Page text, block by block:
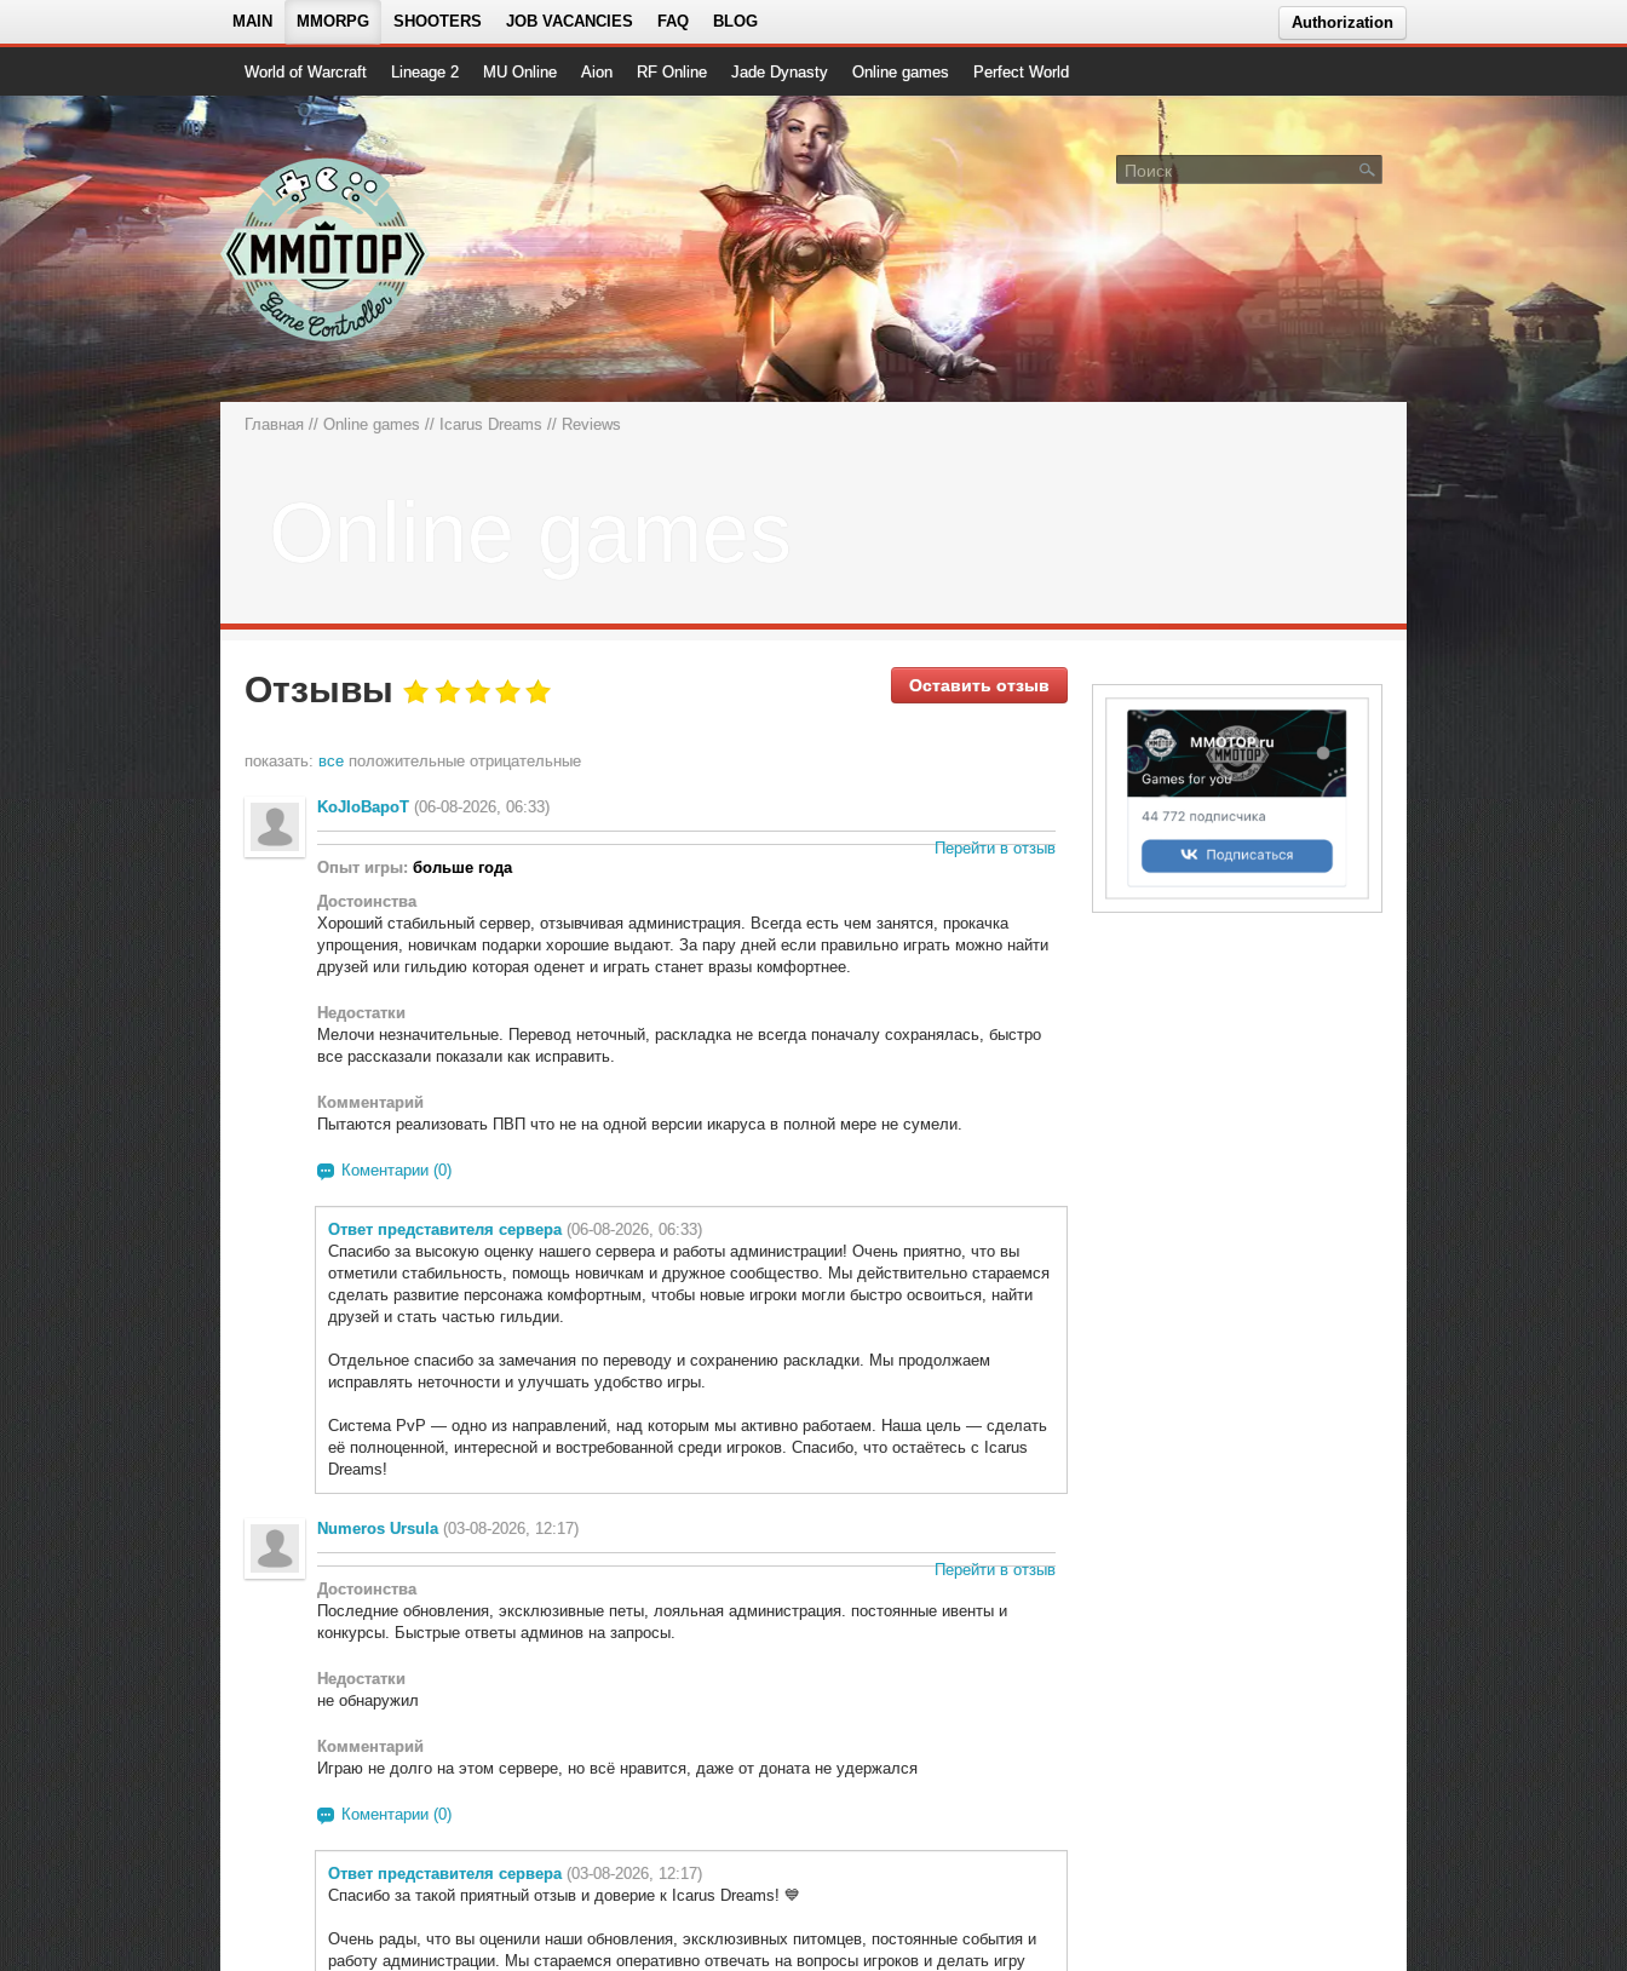
MAIN MMORPG SHOOTERS JOB VACANCIES FAQ BLOG Authorization
World of Warcraft Lineage 2 MU Online Aion RF Online Jade Dynasty Online games Perfect World
Главная // Online games // Icarus Dreams // Reviews
Отзывы Оставить отзыв
показать: все положительные отрицательные
KoJIoBapoT (06-08-2026, 06:33)
Перейти в отзыв
Опыт игры: больше года
Достоинства
Хороший стабильный сервер, отзывчивая администрация. Всегда есть чем занятся, прокачка
упрощения, новичкам подарки хорошие выдают. За пару дней если правильно играть можно найти
друзей или гильдию которая оденет и играть станет вразы комфортнее.
Недостатки
Мелочи незначительные. Перевод неточный, раскладка не всегда поначалу сохранялась, быстро
все рассказали показали как исправить.
Комментарий
Пытаются реализовать ПВП что не на одной версии икаруса в полной мере не сумели.
Коментарии (0)
Ответ представителя сервера (06-08-2026, 06:33)
Спасибо за высокую оценку нашего сервера и работы администрации! Очень приятно, что вы
отметили стабильность, помощь новичкам и дружное сообщество. Мы действительно стараемся
сделать развитие персонажа комфортным, чтобы новые игроки могли быстро освоиться, найти
друзей и стать частью гильдии.
Отдельное спасибо за замечания по переводу и сохранению раскладки. Мы продолжаем
исправлять неточности и улучшать удобство игры.
Система PvP — одно из направлений, над которым мы активно работаем. Наша цель — сделать
её полноценной, интересной и востребованной среди игроков. Спасибо, что остаётесь с Icarus
Dreams!
Numeros Ursula (03-08-2026, 12:17)
Перейти в отзыв
Достоинства
Последние обновления, эксклюзивные петы, лояльная администрация. постоянные ивенты и
конкурсы. Быстрые ответы админов на запросы.
Недостатки
не обнаружил
Комментарий
Играю не долго на этом сервере, но всё нравится, даже от доната не удержался
Коментарии (0)
Ответ представителя сервера (03-08-2026, 12:17)
Спасибо за такой приятный отзыв и доверие к Icarus Dreams! 💙
Очень рады, что вы оценили наши обновления, эксклюзивных питомцев, постоянные события и
работу администрации. Мы стараемся оперативно отвечать на вопросы игроков и делать игру